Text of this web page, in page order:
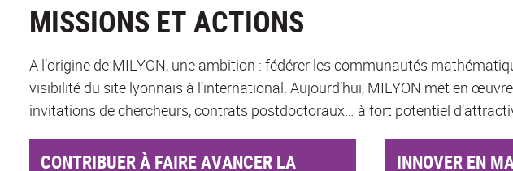
MISSIONS ET ACTIONS
A l’origine de MILYON, une ambition : fédérer les communautés
visibilité du site lyonnais à l’international. Aujourd’hui, MILYON met en
invitations de chercheurs, contrats postdoctoraux… à fort potentiel
CONTRIBUER À FAIRE AVANCER LA
INNOVER EN